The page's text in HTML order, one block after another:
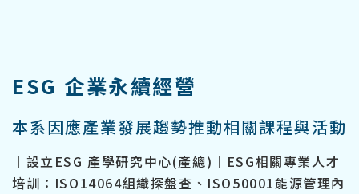
ESG 企業永續經營
本系因應產業發展趨勢推動相關課程與活動
｜設立ESG 產學研究中心(產總)｜ESG相關專業人才
培訓：ISO14064組織探盤查、ISO50001能源管理內